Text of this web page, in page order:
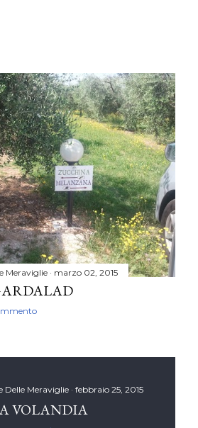
Meraviglie marzo 02, 2015
Delle Meraviglie febbraio 25, 2015
VOLANDIA